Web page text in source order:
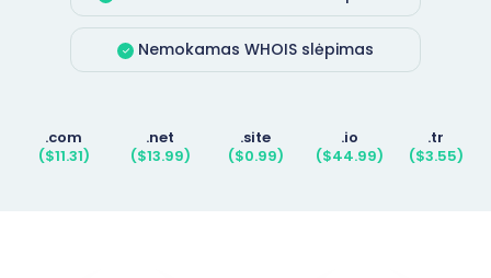
Nemokamas WHOIS slėpimas
.com
($11.31)
.net
($13.99)
.site
($0.99)
.io
($44.99)
.tr
($3.55)